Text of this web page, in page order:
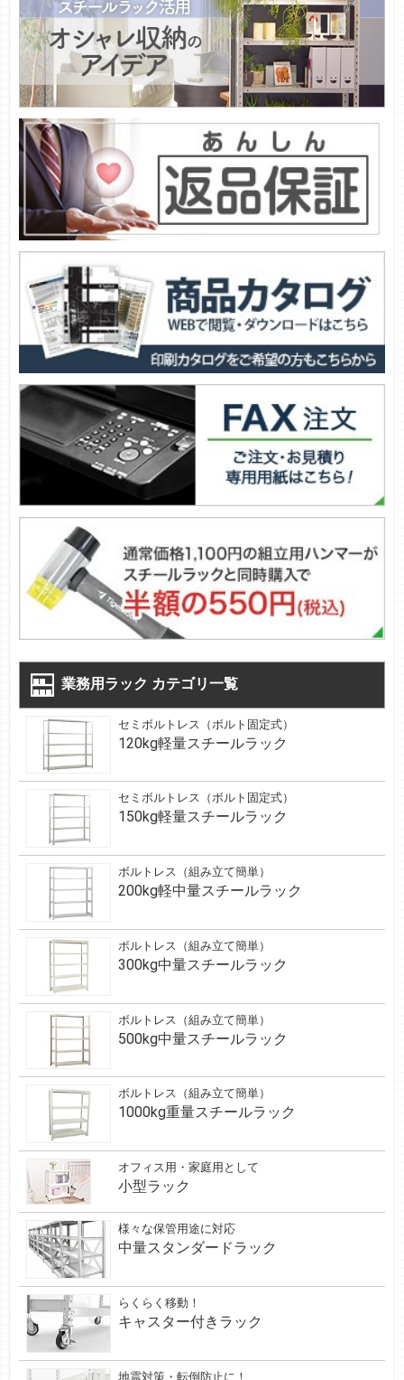
業務用ラック カテゴリ一覧
セミボルトレス（ボルト固定式）
120kg軽量スチールラック
セミボルトレス（ボルト固定式）
150kg軽量スチールラック
ボルトレス（組み立て簡単）
200kg軽中量スチールラック
ボルトレス（組み立て簡単）
300kg中量スチールラック
ボルトレス（組み立て簡単）
500kg中量スチールラック
ボルトレス（組み立て簡単）
1000kg重量スチールラック
オフィス用・家庭用として
小型ラック
様々な保管用途に対応
中量スタンダードラック
らくらく移動！
キャスター付きラック
地震対策・転倒防止に！